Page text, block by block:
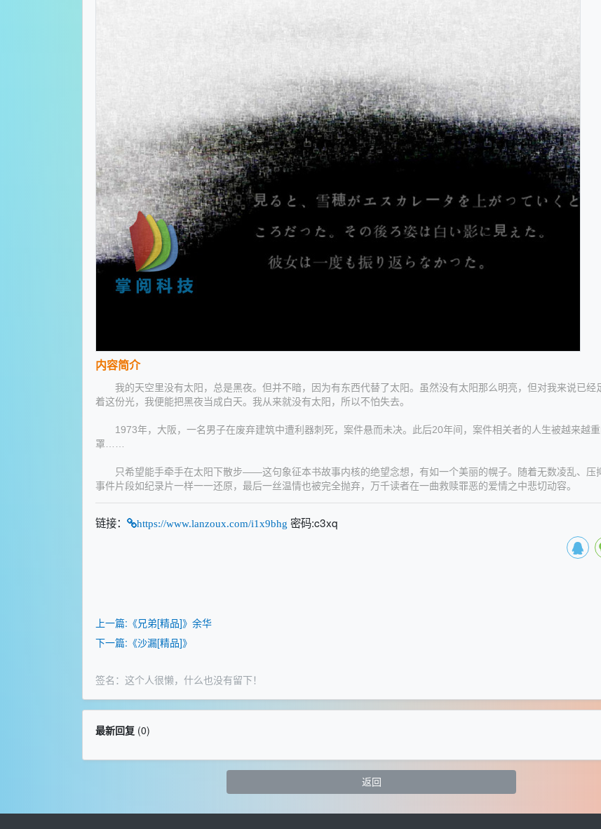
内容简介
我的天空里没有太阳，总是黑夜。但并不暗，因为有东西代替了太阳。虽然没有太阳那么明亮，但对我来说已经
着这份光，我便能把黑夜当成白天。我从来就没有太阳，所以不怕失去。
1973年，大阪，一名男子在废弃建筑中遭利器刺死，案件悬而未决。此后20年间，案件相关者的人生被越来越
罩……
只希望能手牵手在太阳下散步——这句象征本书故事内核的绝望念想，有如一个美丽的幌子。随着无数凌乱、压
事件片段如纪录片一样一一还原，最后一丝温情也被完全抛弃，万千读者在一曲救赎罪恶的爱情之中悲切动容。
链接： https://www.lanzoux.com/i1x9bhg 密码:c3xq
上一篇:《兄弟[精品]》余华
下一篇:《沙漏[精品]》
签名：这个人很懒，什么也没有留下！
最新回复(0)
返回